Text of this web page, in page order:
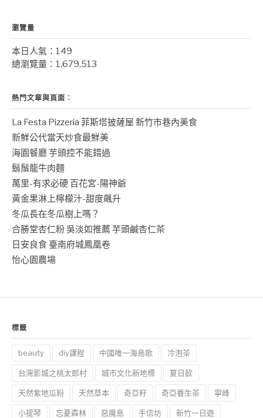
瀏覽量
本日人氣：149
總瀏覽量：1,679,513
熱門文章與頁面︰
La Festa Pizzeria 菲斯塔披薩屋 新竹市巷內美食
新鮮公代當天炒食最鮮美
海園餐廳 芋頭控不能錯過
鬍鬚龍牛肉麵
萬里-有求必硬 百花宮-陽神爺
黃金果淋上檸檬汁-甜度飆升
冬瓜長在冬瓜樹上嗎？
合勝堂杏仁粉 吳淡如推薦 芋頭鹹杏仁茶
日安良食 臺南府城鳳凰卷
怡心園農場
標籤
beauty diy課程 中國唯一海島歌 冷泡茶
台灣影城之桃太郎村 城市文化新地標 夏日飲
天然紫地瓜粉 天然草本 奇亞籽 奇亞養生茶 寧峰
小提琴 忘憂森林 惡魔島 手信坊 新竹一日遊